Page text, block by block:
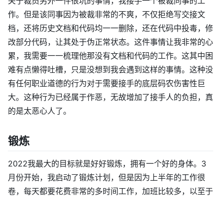
作。但是该同事因为被裁非常的不爽，不仅拒绝写交接文
档，还将历史文档和代码均一一删除，还在代码中投毒，修
改部分代码，让其处于伪正常状态。这件事情让我非常的心
累，我需要一一梳理他那没有文档和代码的工作。这其中困
难有点懒得吐槽，只是没想到我会遇到这样的事情。这种没
有任何职业道德的行为对于需要接手的底层码农伤害性巨
大。这种行为已经属于作恶，无故增加了接手人的负担，真
的是太恶心人了。
锻炼
2022我最大的目标就是好好锻炼，拥有一个好的身体。3
月份开始，我启动了锻炼计划，但是因为上半年的工作很
卷，每天都要花费非常的多时间工作，加班比较多，以至于